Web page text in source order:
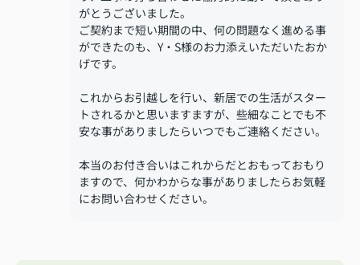
がとうございました。
ご契約まで短い期間の中、何の問題なく進める事
ができたのも、Y・S様のお力添えいただいたおか
げです。
これからお引越しを行い、新居での生活がスター
トされるかと思いますますが、些細なことでも不
安な事がありましたらいつでもご連絡ください。
本当のお付き合いはこれからだとおもっておもり
ますので、何かわからな事がありましたらお気軽
にお問い合わせください。